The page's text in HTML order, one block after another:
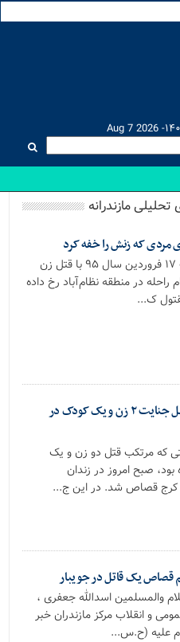
مازندرانه
مردی که زنش را خفه کرد
این جنایت ۱۷ فروردین سال ۹۵ با قتل زن
راحله در منطقه نظام‌آباد رخ داده
ک...
قصاص عامل جنایت ۲ زن و یک کودک در
که مرتکب قتل دو زن و یک
صبح امروز در زندان
کرج قصاص شد. در این ج...
قصاص یک قاتل در جویبار
والمسلمین اسدالله جعفری ،
و انقلاب مرکز مازندران خبر
علیه (ح.س...